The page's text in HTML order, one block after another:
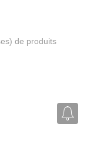
de produits